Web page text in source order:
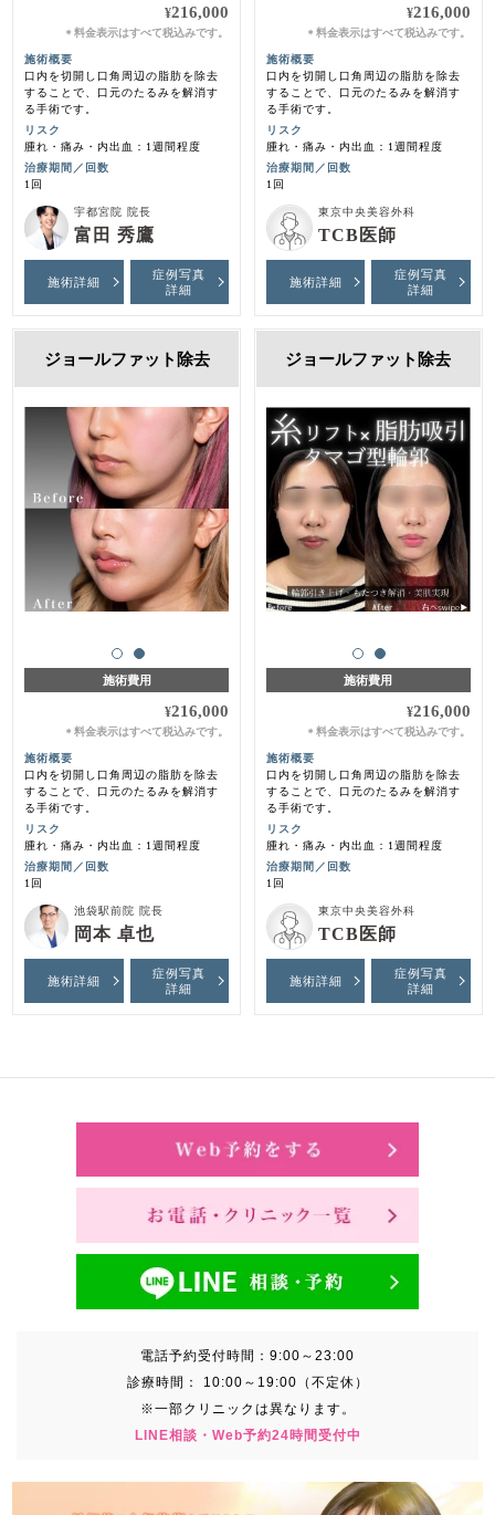
¥216,000
＊料金表示はすべて税込みです。
施術概要
口内を切開し口角周辺の脂肪を除去
することで、口元のたるみを解消す
る手術です。
リスク
腫れ・痛み・内出血：1週間程度
治療期間／回数
1回
宇都宮院 院長
富田 秀鷹
施術詳細
症例写真
詳細
¥216,000
＊ 料金表示はすべて税込みです。
施術概要
口内を切開し口角周辺の脂肪を除去
することで、口元のたるみを解消す
る手術です。
リスク
腫れ・痛み・内出血：1週間程度
治療期間／回数
1回
東京中央美容外科
TCB医師
施術詳細
症例写真
詳細
ジョールファット除去
施術費用
¥216,000
＊料金表示はすべて税込みです。
施術概要
口内を切開し口角周辺の脂肪を除去
することで、口元のたるみを解消す
る手術です。
リスク
腫れ・痛み・内出血：1週間程度
治療期間／回数
1回
池袋駅前院 院長
岡本 卓也
施術詳細
症例写真
詳細
ジョールファット除去
施術費用
¥216,000
＊ 料金表示はすべて税込みです。
施術概要
口内を切開し口角周辺の脂肪を除去
することで、口元のたるみを解消す
る手術です。
リスク
腫れ・痛み・内出血：1週間程度
治療期間／回数
1回
東京中央美容外科
TCB医師
施術詳細
症例写真
詳細
電話予約受付時間： 9:00～23:00
診療時間：
10:00～19:00（不定休）
※一部クリニックは異なります。
LINE相談・Web予約24時間受付中